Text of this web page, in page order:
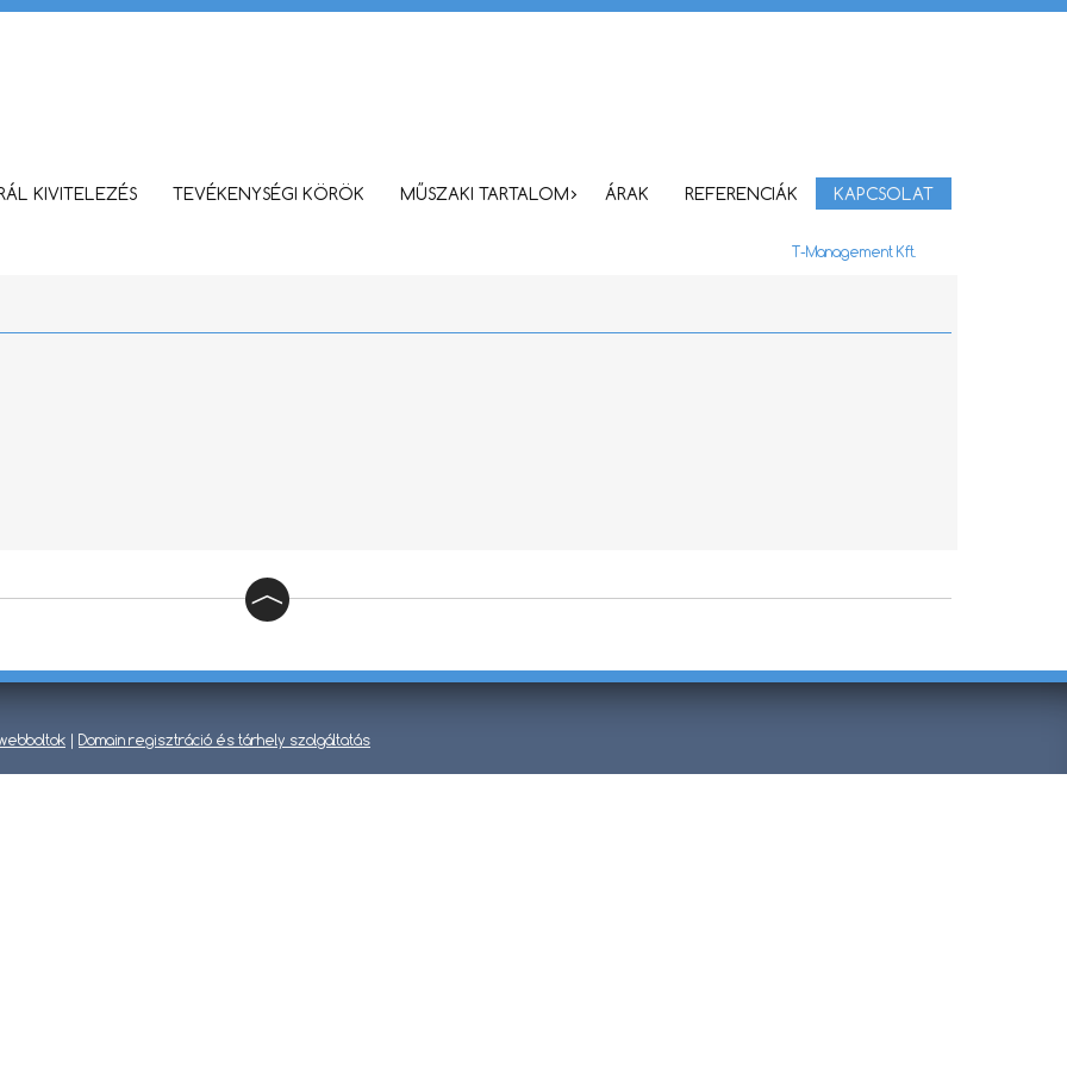
KIVITELEZÉS TEVÉKENYSÉGI KÖRÖK MŰSZAKI TARTALOM ÁRAK REFERENCIÁK KAPCSOLAT
T-Management Kft.
| Domain regisztráció és tárhely szolgáltatás